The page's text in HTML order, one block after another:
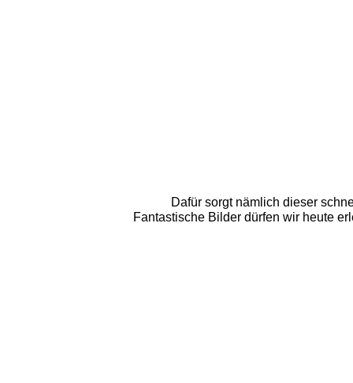
Dafür sorgt nämlich dieser
Fantastische Bilder dürfen wir heute